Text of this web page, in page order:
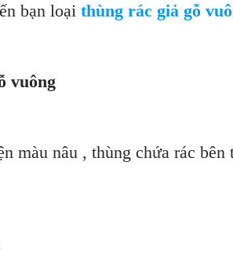
bạn loại thùng rác giả gỗ
vuông
màu nâu , thùng chứa rác bên